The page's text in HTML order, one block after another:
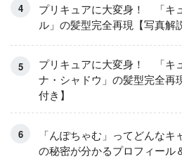
プリキュアに大変身！ 「キ
ル」の髪型完全再現【写真解
プリキュアに大変身！ 「キ
ナ・シャドウ」の髪型完全再
付き】
「んぽちゃむ」ってどんな
の秘密が分かるプロフィール